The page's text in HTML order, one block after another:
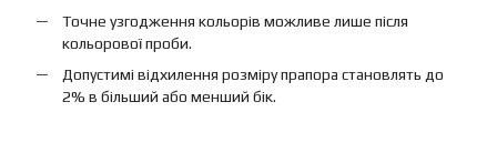
Точне узгодження кольорів можливе лише після
кольорової проби.
Допустимі відхилення розміру прапора становлять до
2% в більший або менший бік.